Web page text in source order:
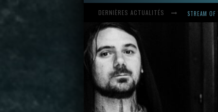
DERNIÈRES ACTUALITÉS
STREAM